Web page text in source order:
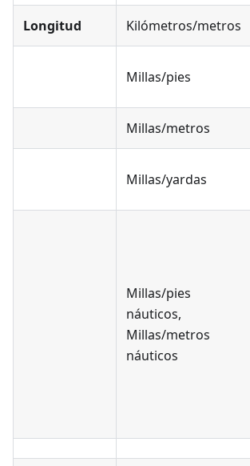
Longitud Kilómetros/metros
Millas/pies
Millas/metros
Millas/yardas
Millas/pies
náuticos,
Millas/metros
náuticos